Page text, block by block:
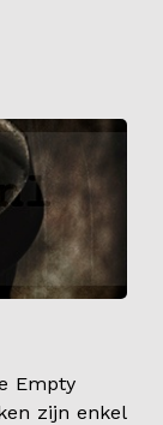
Empty
zijn enkel